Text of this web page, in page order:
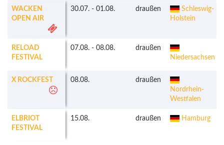
WACKEN
OPEN AIR
30.07. - 01.08. draußen
Schleswig-
Holstein
RELOAD
FESTIVAL
07.08. - 08.08.
draußen
Niedersachsen
X ROCKFEST 08.08.
draußen
Nordrhein-
Westfalen
ELBRIOT
FESTIVAL
15.08. draußen Hamburg